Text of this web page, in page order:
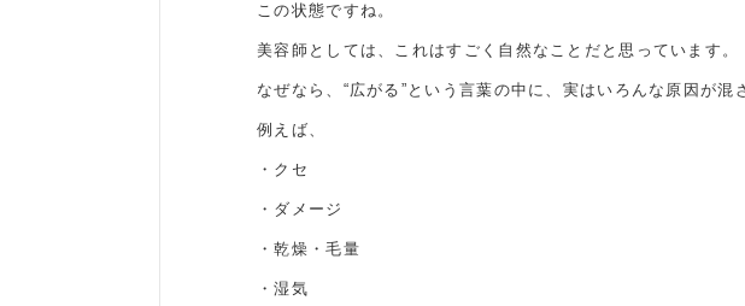
この状態ですね。
美容師としては、これはすごく自然なことだと思っています。
なぜなら、“広がる”という言葉の中に、実はいろんな原因が混
例えば、
・クセ
・ダメージ
・乾燥・毛量
・湿気